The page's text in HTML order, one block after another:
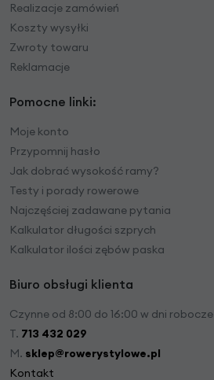
Realizacje zamówień
Koszty wysyłki
Zwroty towaru
Reklamacje
Pomocne linki:
Moje konto
Przypomnij hasło
Jak dobrać wysokość ramy?
Testy i porady rowerowe
Najczęściej zadawane pytania
Kalkulator długości szprych
Kalkulator ilości zębów paska
Biuro obsługi klienta
Czynne od 8:00 do 16:00 w dni robocze
T. 713 432 029
M. sklep@rowerystylowe.pl
Kontakt